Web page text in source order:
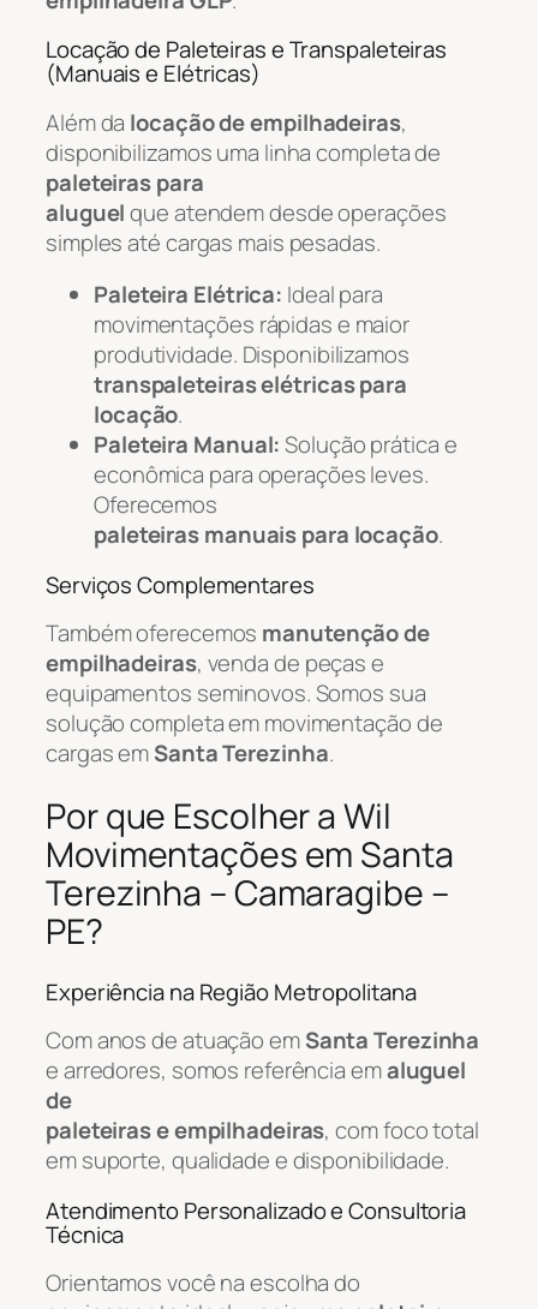
Locação de Paleteiras e Transpaleteiras
(Manuais e Elétricas)
Além da locação de empilhadeiras,
disponibilizamos uma linha completa de
paleteiras para
aluguelque atendem desde operações
simples até cargas mais pesadas.
Paleteira Elétrica: Ideal para
movimentações rápidas e maior
produtividade. Disponibilizamos
transpaleteiras elétricas para
locação.
Paleteira Manual:Solução prática e
econômica para operações leves.
Oferecemos
paleteiras manuais para locação.
Serviços Complementares
Também oferecemos manutenção de
empilhadeiras, venda de peças e
equipamentos seminovos. Somos sua
solução completa em movimentação de
cargas emSanta Terezinha.
Por que Escolher a Wil
Movimentações em Santa
Terezinha – Camaragibe –
PE?
Experiência na Região Metropolitana
Com anos de atuação emSanta Terezinha
e arredores, somos referência emaluguel
de
paleteiras e empilhadeiras, com foco total
em suporte, qualidade e disponibilidade.
Atendimento Personalizado e Consultoria
Técnica
Orientamos você na escolha do